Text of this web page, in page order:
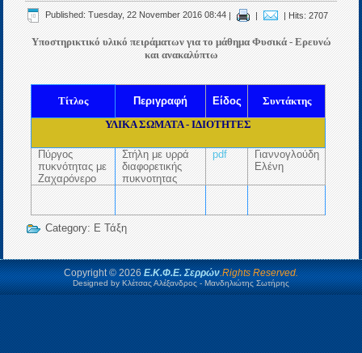
Published: Tuesday, 22 November 2016 08:44 | | | Hits: 2707
Υποστηρικτικό υλικό πειράματων για το μάθημα Φυσικά - Ερευνώ
και ανακαλύπτω
Τίτλος Περιγραφή Είδος
Συντάκτης
ΥΛΙΚΑ ΣΩΜΑΤΑ - ΙΔΙΟΤΗΤΕΣ
Πύργος
πυκνότητας με
Ζαχαρόνερο
Στήλη με υρρά
διαφορετικής
πυκνοτητας
pdf
Γιαννογλούδη
Ελένη
Category: Ε Τάξη
Copyright © 2026Ε.Κ.Φ.Ε. Σερρών.Rights Reserved.
Designed by Κλέτσας Αλέξανδρος - Μανδηλιώτης Σωτήρης